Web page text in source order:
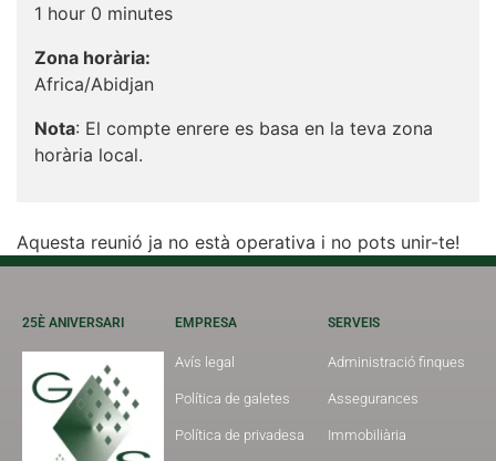
1 hour 0 minutes
Zona horària:
Africa/Abidjan
Nota: El compte enrere es basa en la teva zona
horària local.
Aquesta reunió ja no està operativa i no pots unir-te!
25È ANIVERSARI EMPRESA
Avís legal
Política de galetes
Política de privadesa
SERVEIS
Administració finques
Assegurances
Immobiliària